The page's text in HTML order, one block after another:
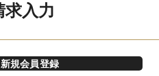
求入力
規会員登録